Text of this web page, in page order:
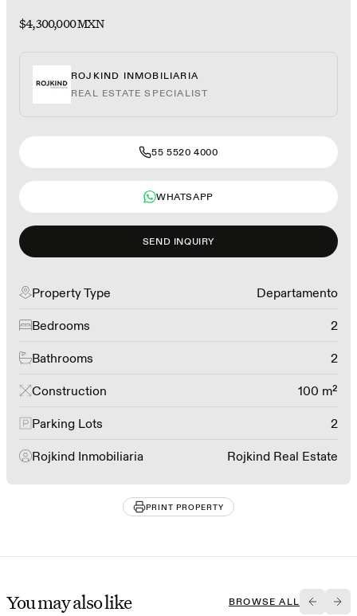
$4,300,000 MXN
ROJKIND INMOBILIARIA
REAL ESTATE SPECIALIST
55 5520 4000
WHATSAPP
SEND INQUIRY
Property Type Departamento
Bedrooms 2
Bathrooms 2
Construction 100 m²
Parking Lots 2
Rojkind Inmobiliaria Rojkind Real Estate
PRINT PROPERTY
You may also like BROWSE ALL